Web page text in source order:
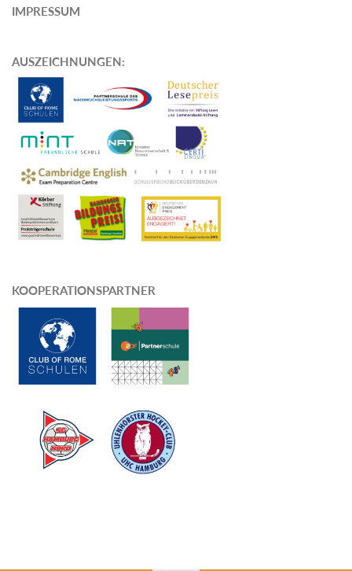
IMPRESSUM
AUSZEICHNUNGEN:
KOOPERATIONSPARTNER